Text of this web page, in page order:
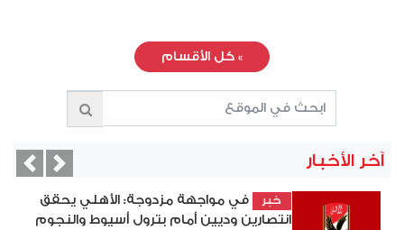
» كل الأقسام
آخر الأخبار
خبر
في مواجهة مزدوجة: الأهلي يحقق
انتصارين وديين أمام بترول أسيوط والنجوم
Next